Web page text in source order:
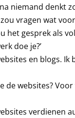
niemand denkt
vragen wat
het gesprek als
doe je?’
en blogs. Ik
de websites?
verdienen